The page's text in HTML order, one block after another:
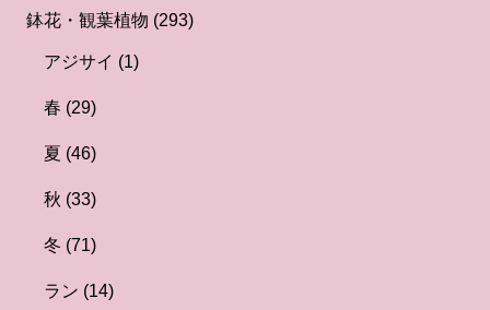
鉢花・観葉植物 (293)
アジサイ (1)
春 (29)
夏 (46)
秋 (33)
冬 (71)
ラン (14)